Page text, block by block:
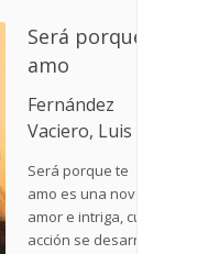
Será porque te
amo
Fernández
Vaciero, Luis
Será porque te
amo es una novela de
amor e intriga, cuya
acción se desarrolla